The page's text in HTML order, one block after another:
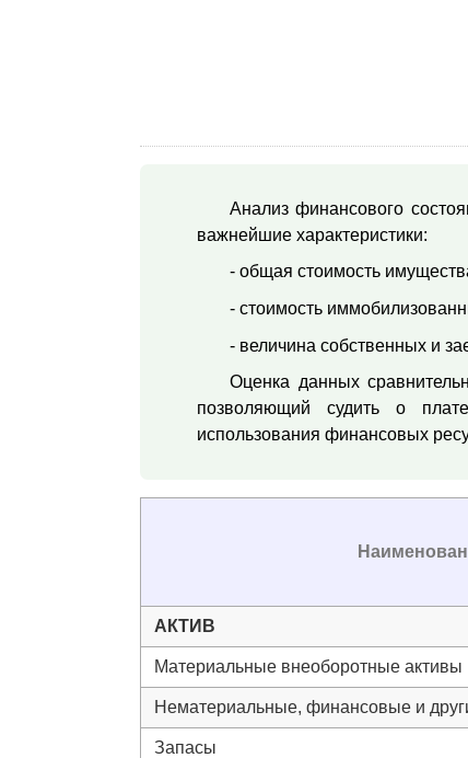
Анализ финансового
важнейшие характеристики:
- общая стоимость
- стоимость
- величина собственных и
Оценка данных
позволяющий судить о
использования финансовых
АКТИВ
Материальные внеоборотные активы
Нематериальные, финансовые и
Запасы